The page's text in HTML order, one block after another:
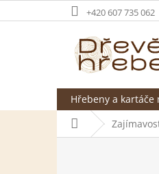
na
+420 607 735 062
Hřebeny a kartáče
Domů